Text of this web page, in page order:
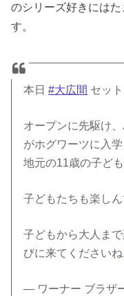
のシリーズ好きには
す。
本日#大広間 セッ
オープンに先駆け
がホグワーツに入学
地元の11歳の子ど
子どもたちも楽し
子どもから大人ま
びに来てくださいね
— ワーナー ブラザ